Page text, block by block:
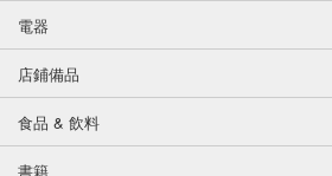
電器
店鋪備品
食品 & 飲料
書籍